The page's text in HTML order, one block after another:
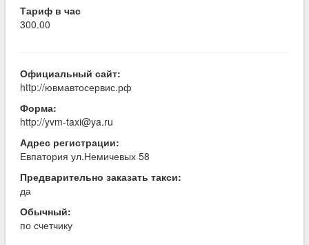
Тариф в час
300.00
Официальный сайт:
http://ювмавтосервис.рф
Форма:
http://yvm-taxi@ya.ru
Адрес регистрации:
Евпатория ул.Немичевых 58
Предварительно заказать такси:
да
Обычный:
по счетчику